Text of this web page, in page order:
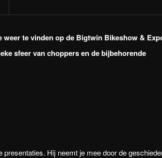
te vinden op de Bigtwin Bikeshow &
sfeer van choppers en de bijbehorende
Hij neemt je mee door de